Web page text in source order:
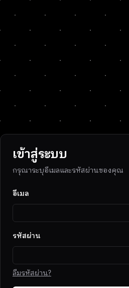
เข้าสู่ระบบ
กรุณาระบุอีเมลและรหัสผ่านของคุณ
อีเมล
รหัสผ่าน
ลืมรหัสผ่าน?